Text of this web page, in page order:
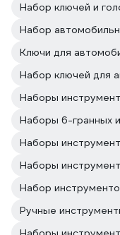
Набор ключей и
Набор
Ключи для
Набор ключей для
Наборы
Наборы 6-гранных
Наборы
Наборы
Набор
Ручные